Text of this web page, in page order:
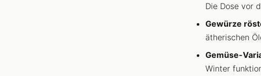
Die Dose vor
Gewürze
ätherischen
Gemüse-
Winter